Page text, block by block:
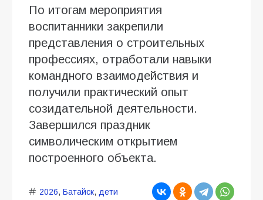
По итогам мероприятия
воспитанники закрепили
представления о строительных
профессиях, отработали навыки
командного взаимодействия и
получили практический опыт
созидательной деятельности.
Завершился праздник
символическим открытием
построенного объекта.
2026, Батайск, дети